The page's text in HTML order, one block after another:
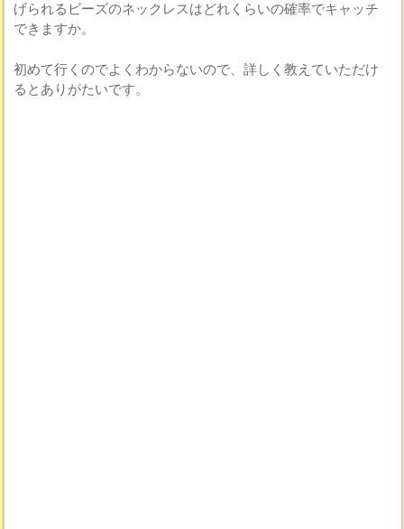
げられるビーズのネックレスはどれくらいの確率でキャッチ
できますか。
初めて行くのでよくわからないので、詳しく教えていただけ
るとありがたいです。